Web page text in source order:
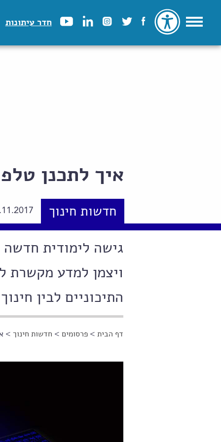
חדר עיתונות
איך לתכנן
חדשות חינוך
גישה לימודית
ויצמן למדע מקשרת
התיכוניים לבין
הינך נמצא כאן
דף הבית >פרסומים > חדשות חינוך >